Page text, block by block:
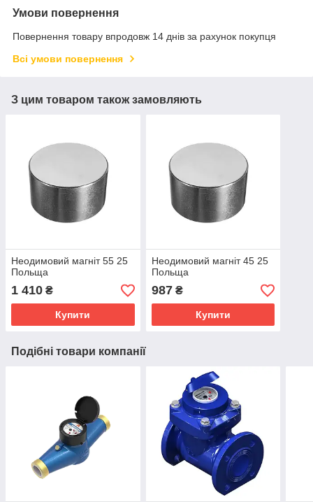
Умови повернення
Повернення товару впродовж 14 днів за рахунок покупця
Всі умови повернення
З цим товаром також замовляють
Неодимовий магніт 55 25
Польща
1 410 ₴
Купити
Неодимовий магніт 45 25
Польща
987₴
Купити
Подібні товари компанії